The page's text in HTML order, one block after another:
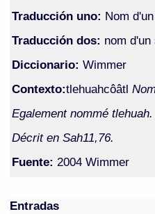
Traducción uno: Nom
Traducción dos: nom d'un
Diccionario: Wimmer
Contexto:tlehuahcôâtl
Egalement nommé tlehuah.
Décrit en Sah11,76.
Fuente: 2004 Wimmer
Entradas